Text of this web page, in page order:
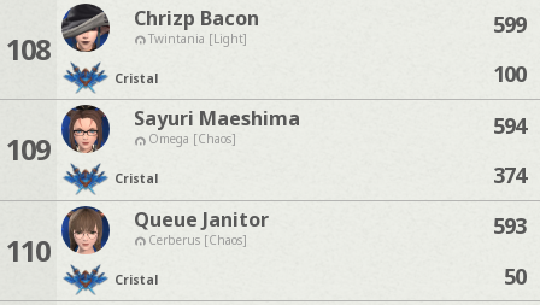
108
Chrizp Bacon
Twintania [Light]
Cristal
599
100
109
Sayuri Maeshima
Omega [Chaos]
Cristal
594
374
110
Queue Janitor
Cerberus [Chaos]
Cristal
593
50